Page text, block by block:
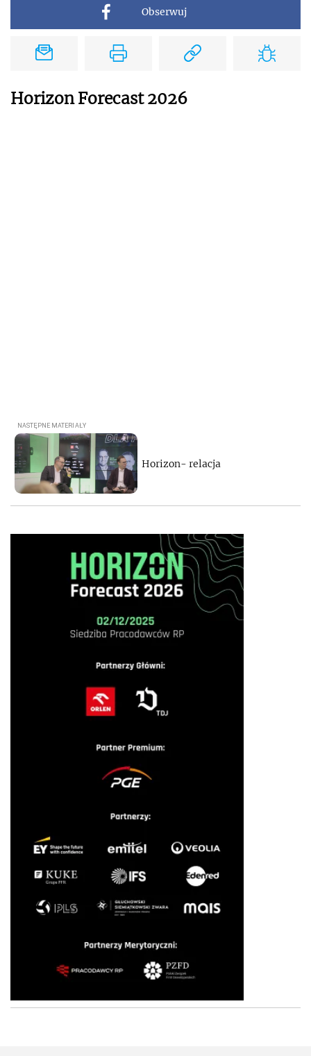
Obserwuj
Horizon Forecast 2026
Horizon- relacja